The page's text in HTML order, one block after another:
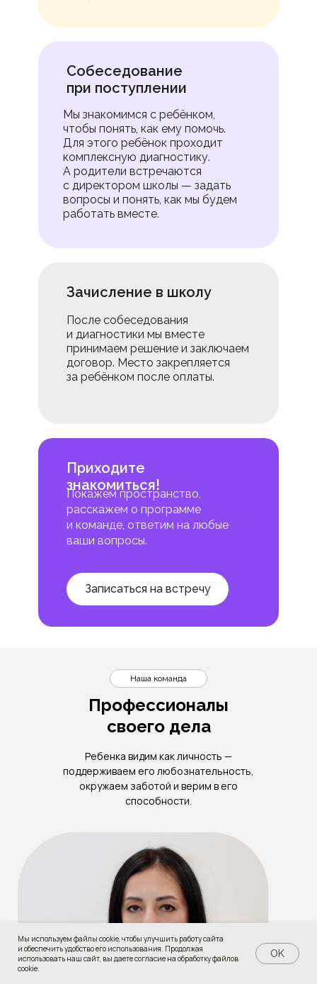
Собеседование
при поступлении
Мы знакомимся с ребёнком,
чтобы понять, как ему помочь.
Для этого ребёнок проходит
комплексную диагностику.
А родители встречаются
с директором школы — задать
вопросы и понять, как мы будем
работать вместе.
Зачисление в школу
После собеседования
и диагностики мы вместе
принимаем решение и заключаем
договор. Место закрепляется
за ребёнком после оплаты.
Приходите
знакомиться!
Покажем пространство,
расскажем о программе
и команде, ответим на любые
ваши вопросы.
Записаться на встречу
Профессионалы
своего дела
Наша команда
Ребенка видим как личность —
поддерживаем его любознательность,
окружаем заботой и верим в его
способности.
Наличие мест День открытых дверей
Мы используем файлы cookie, чтобы улучшить работу сайта
и обеспечить удобство его использования. Продолжая
использовать наш сайт, вы даете согласие на обработку файлов
cookie.
OK